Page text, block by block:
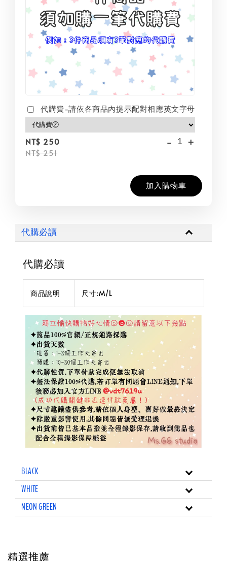
代購費-請依各商品內提示配對相應英文字母
NT$ 250
NT$ 251
- +
加入購物車
代購必讀
代購必讀
商品說明 尺寸:M/L
BLACK
WHITE
NEON GREEN
精選推薦